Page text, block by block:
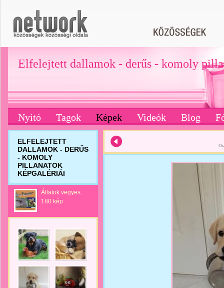
Elfelejtett dallamok - derűs - komoly
Nyitó Tagok Képek Videók Blog
ELFELEJTETT
DALLAMOK - DERŰS
- KOMOLY
PILLANATOK
KÉPGALÉRIÁI
Állatok vegyes...
180 kép